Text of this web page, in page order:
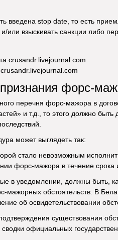
введена stop date, то есть
и/или взыскивать санкции либо
форс-
перечня форс-мажора в
и т.д., то этого должно
может выглядеть так:
стало невозможным
форс-мажора в течение
в уведомлении, должны быть,
мажорных обстоятельств. В
об освидетельствовании
существования
официальных